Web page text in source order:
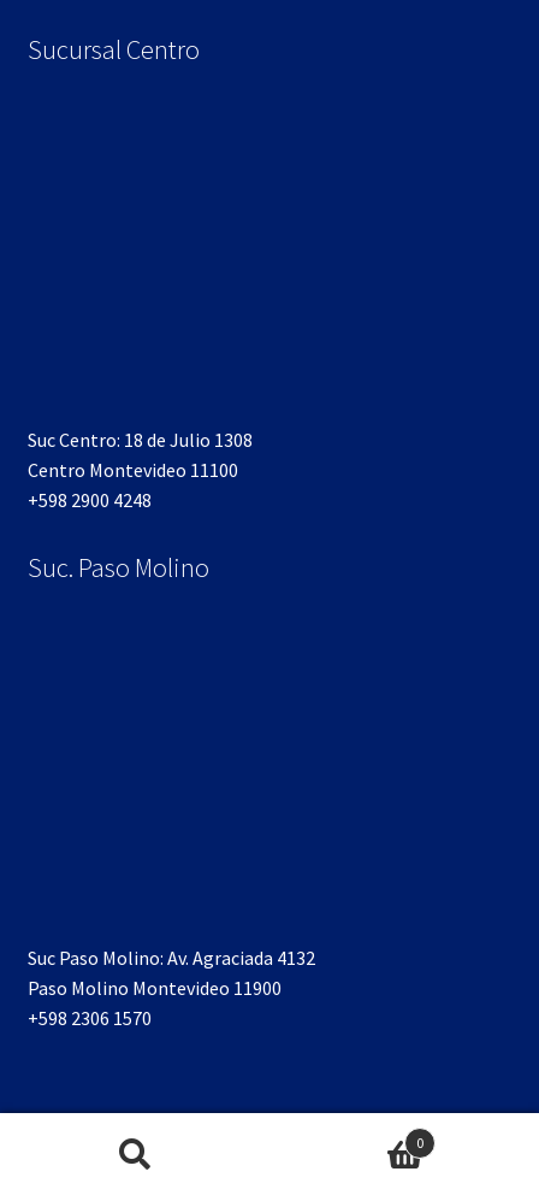
Sucursal Centro
Suc Centro: 18 de Julio 1308
Centro Montevideo 11100
+598 2900 4248
Suc. Paso Molino
Suc Paso Molino: Av. Agraciada 4132
Paso Molino Montevideo 11900
+598 2306 1570
0